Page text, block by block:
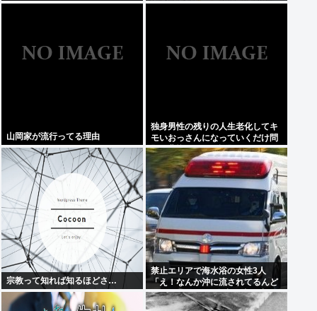
山岡家が流行ってる理由
独身男性の残りの人生老化してキ
モいおっさんになっていくだけ問
題が悲惨すぎると話題にwww
宗教って知れば知るほどさ…
禁止エリアで海水浴の女性3人
「え！なんか沖に流されてるんど
けど！！」1人は自力で岸に辿り
着くも23歳女性が溺死、24歳が重